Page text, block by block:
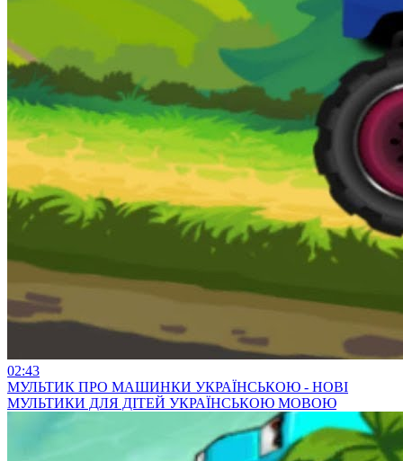
02:43
МУЛЬТИК ПРО МАШИНКИ УКРАЇНСЬКОЮ - НОВІ
МУЛЬТИКИ ДЛЯ ДІТЕЙ УКРАЇНСЬКОЮ МОВОЮ